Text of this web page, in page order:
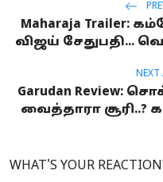
Maharaja Trailer:
விஜய் சேதுபதி...
NEXT
Garudan Review:
வைத்தாரா
WHAT'S YOUR